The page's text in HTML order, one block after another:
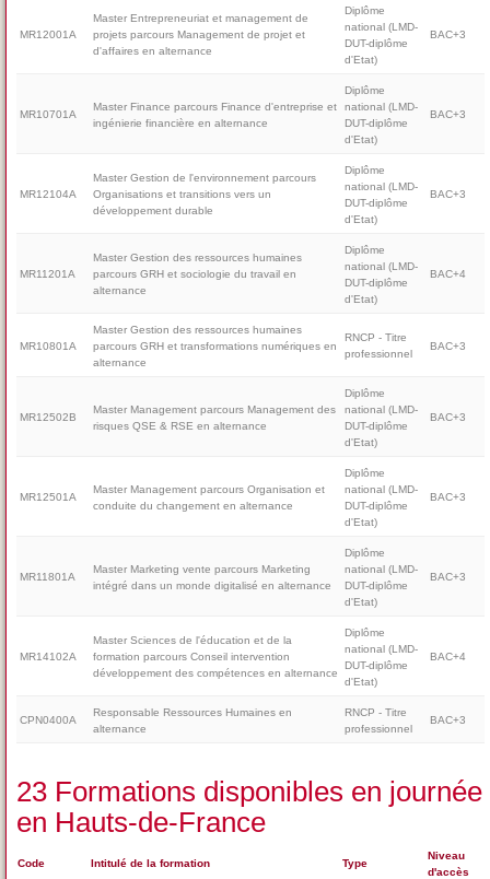
MR12001A
Master Entrepreneuriat et management de
projets parcours Management de projet et
d'affaires en alternance
Diplôme
national (LMD-
DUT-diplôme
d'Etat)
BAC+3
MR10701A
Master Finance parcours Finance d'entreprise et
ingénierie financière en alternance
Diplôme
national (LMD-
DUT-diplôme
d'Etat)
BAC+3
MR12104A
Master Gestion de l'environnement parcours
Organisations et transitions vers un
développement durable
Diplôme
national (LMD-
DUT-diplôme
d'Etat)
BAC+3
MR11201A
Master Gestion des ressources humaines
parcours GRH et sociologie du travail en
alternance
Diplôme
national (LMD-
DUT-diplôme
d'Etat)
BAC+4
MR10801A
Master Gestion des ressources humaines
parcours GRH et transformations numériques en
alternance
RNCP - Titre
professionnel
BAC+3
MR12502B
Master Management parcours Management des
risques QSE & RSE en alternance
Diplôme
national (LMD-
DUT-diplôme
d'Etat)
BAC+3
MR12501A
Master Management parcours Organisation et
conduite du changement en alternance
Diplôme
national (LMD-
DUT-diplôme
d'Etat)
BAC+3
MR11801A
Master Marketing vente parcours Marketing
intégré dans un monde digitalisé en alternance
Diplôme
national (LMD-
DUT-diplôme
d'Etat)
BAC+3
MR14102A
Master Sciences de l'éducation et de la
formation parcours Conseil intervention
développement des compétences en alternance
Diplôme
national (LMD-
DUT-diplôme
d'Etat)
BAC+4
CPN0400A
Responsable Ressources Humaines en
alternance
RNCP - Titre
professionnel
BAC+3
23 Formations disponibles en journée
en Hauts-de-France
Code Intitulé de la formation Type
Niveau
d'accès